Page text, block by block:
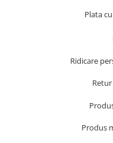
Plata
Ridicare
Produs